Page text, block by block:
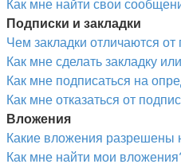
Подписки и закладки
Чем закладки отличаются от
Как мне сделать закладку
Как мне подписаться на
Как мне отказаться от
Вложения
Какие вложения разрешены
Как мне найти мои